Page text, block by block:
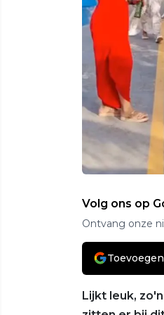
Volg ons op
Ontvang onze
Lijkt leuk,